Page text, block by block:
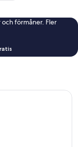
förmåner. Fler